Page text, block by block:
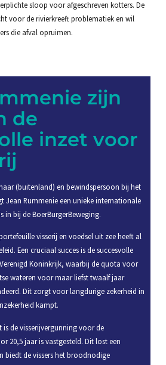
sloop voor afgeschreven kotters. De
voor de rivierkreeft problematiek en wil
die afval opruimen.
zijn
de
inzet voor
(buitenland) en bewindspersoon bij het
Jean Rummenie een unieke internationale
in bij de BoerBurgerBeweging.
visserij en voedsel uit zee heeft al
Een cruciaal succes is de succesvolle
Koninkrijk, waarbij de quota voor
wateren voor maar liefst twaalf jaar
Dit zorgt voor langdurige zekerheid in
kampt.
is de visserijvergunning voor de
20,5 jaar is vastgesteld. Dit lost een
biedt de vissers het broodnodige